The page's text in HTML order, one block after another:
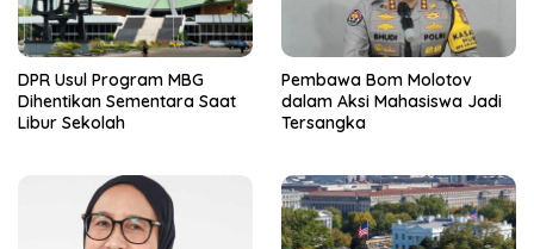
DPR Usul Program MBG
Dihentikan Sementara Saat
Libur Sekolah
Pembawa Bom Molotov
dalam Aksi Mahasiswa Jadi
Tersangka